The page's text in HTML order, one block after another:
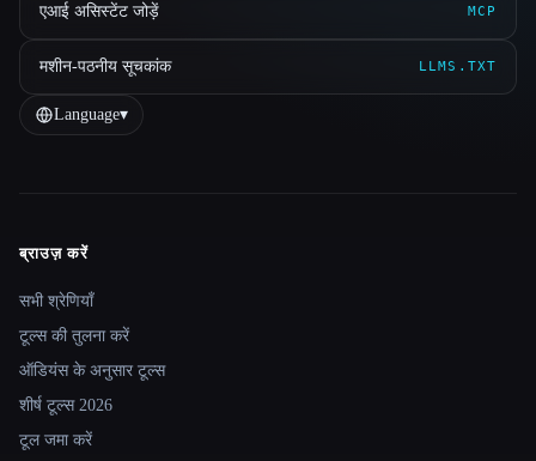
एआई असिस्टेंट जोड़ें MCP
मशीन-पठनीय सूचकांक LLMS.TXT
Language▾
Site navigation
ब्राउज़ करें
सभी श्रेणियाँ
टूल्स की तुलना करें
ऑडियंस के अनुसार टूल्स
शीर्ष टूल्स 2026
टूल जमा करें